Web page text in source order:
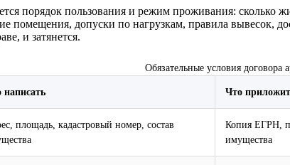
порядок пользования и режим проживания:
помещения, допуски по нагрузкам, правила вывесок,
и затянется.
Обязательные условия договора
написать Что
площадь, кадастровый номер, состав
Копия ЕГРН,
имущества